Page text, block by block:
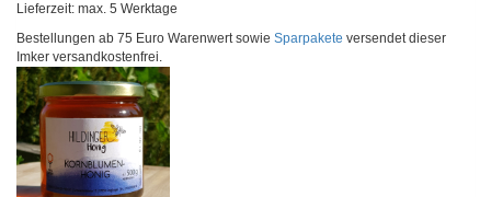
Lieferzeit: max. 5 Werktage
Bestellungen ab 75 Euro Warenwert sowie Sparpakete versendet dieser
Imker versandkostenfrei.